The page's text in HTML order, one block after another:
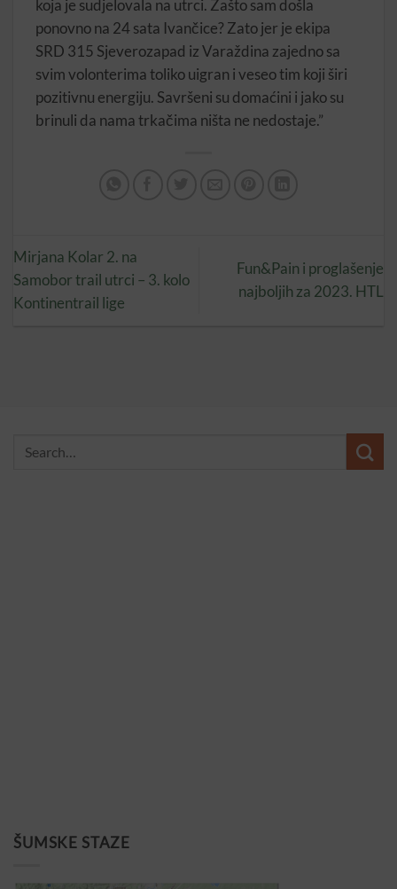
koja je sudjelovala na utrci. Zašto sam došla
ponovno na 24 sata Ivančice? Zato jer je ekipa
SRD 315 Sjeverozapad iz Varaždina zajedno sa
svim volonterima toliko uigran i veseo tim koji širi
pozitivnu energiju. Savršeni su domaćini i jako su
brinuli da nama trkačima ništa ne nedostaje.”
Mirjana Kolar 2. na
Samobor trail utrci – 3. kolo
Kontinentrail lige
Fun&Pain i proglašenje
najboljih za 2023. HTL
ŠUMSKE STAZE